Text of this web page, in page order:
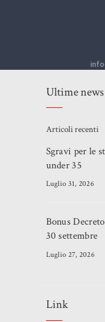
Ultime news
Articoli recenti
Sgravi per le
under 35
Luglio 31, 2026
Bonus
30 settembre
Luglio 27, 2026
Link